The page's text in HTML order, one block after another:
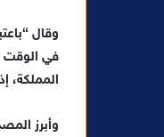
وقال
في الوقت
المملكة،
وأبرز